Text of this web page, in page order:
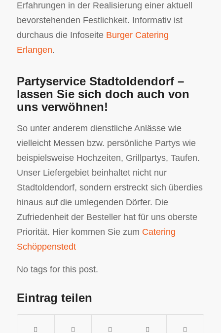
Erfahrungen in der Realisierung einer aktuell
bevorstehenden Festlichkeit. Informativ ist
durchaus die Infoseite Burger Catering
Erlangen.
Partyservice Stadtoldendorf –
lassen Sie sich doch auch von
uns verwöhnen!
So unter anderem dienstliche Anlässe wie
vielleicht Messen bzw. persönliche Partys wie
beispielsweise Hochzeiten, Grillpartys, Taufen.
Unser Liefergebiet beinhaltet nicht nur
Stadtoldendorf, sondern erstreckt sich überdies
hinaus auf die umlegenden Dörfer. Die
Zufriedenheit der Besteller hat für uns oberste
Priorität. Hier kommen Sie zum Catering
Schöppenstedt
No tags for this post.
Eintrag teilen